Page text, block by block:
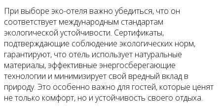
При выборе эко-отеля важно убедиться, что он
соответствует международным стандартам
экологической устойчивости. Сертификаты,
подтверждающие соблюдение экологических норм,
гарантируют, что отель использует натуральные
материалы, эффективные энергосберегающие
технологии и минимизирует свой вредный вклад в
природу. Это особенно важно для гостей, которые ценят
не только комфорт, но и устойчивость своего отдыха.